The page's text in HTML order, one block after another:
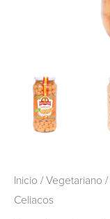
Inicio / Vegetariano /
Celiacos